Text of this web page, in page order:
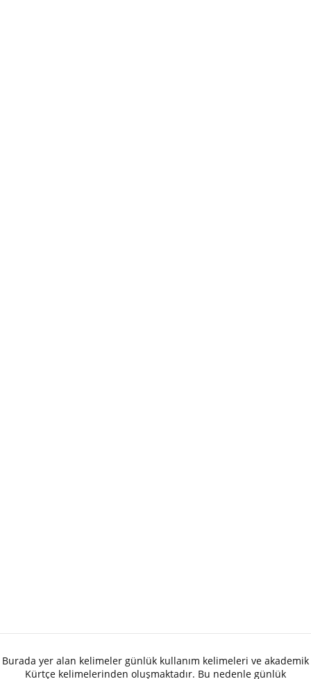
Burada yer alan kelimeler günlük kullanım kelimeleri ve akademik
Kürtçe kelimelerinden oluşmaktadır. Bu nedenle günlük